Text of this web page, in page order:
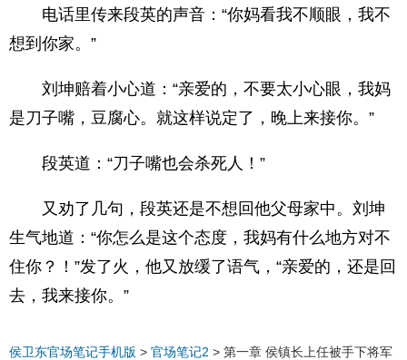
电话里传来段英的声音：“你妈看我不顺眼，我不
想到你家。”
刘坤赔着小心道：“亲爱的，不要太小心眼，我妈
是刀子嘴，豆腐心。就这样说定了，晚上来接你。”
段英道：“刀子嘴也会杀死人！”
又劝了几句，段英还是不想回他父母家中。刘坤
生气地道：“你怎么是这个态度，我妈有什么地方对不
住你？！”发了火，他又放缓了语气，“亲爱的，还是回
去，我来接你。”
侯卫东官场笔记手机版 > 官场笔记2 > 第一章 侯镇长上任被手下将军